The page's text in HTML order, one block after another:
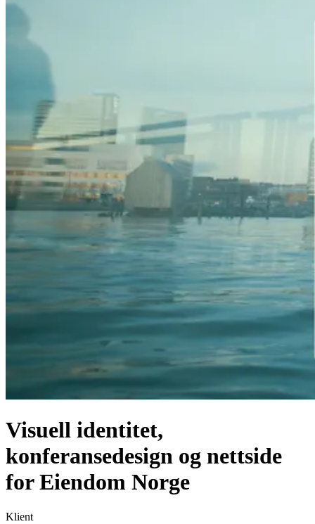
Visuell identitet,
konferansedesign og nettside
for Eiendom Norge
Klient